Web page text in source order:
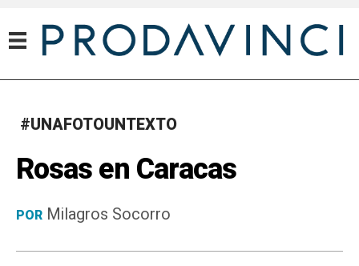
#UNAFOTOUNTEXTO
Rosas en Caracas
POR Milagros Socorro